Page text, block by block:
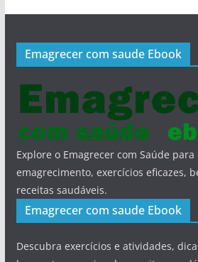
Emagrecer com saude Ebook
Explore o Emagrecer com Saúde
emagrecimento, exercícios eficazes,
receitas saudáveis.
Emagrecer com saude Ebook
Descubra exercícios e atividades,